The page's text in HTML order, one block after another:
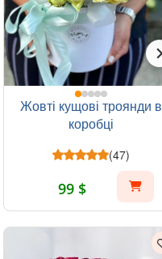
Жовті кущові троянди в
коробці
(47)
99 $